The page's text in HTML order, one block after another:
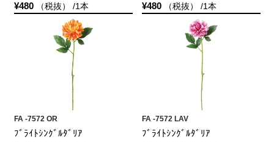
¥480（税抜） /1本
¥480（税抜） /1本
FA -7572 OR
ﾌﾞﾗｲﾄｼﾝｸﾞﾙﾀﾞﾘｱ
FA -7572 LAV
ﾌﾞﾗｲﾄｼﾝｸﾞﾙﾀﾞﾘｱ